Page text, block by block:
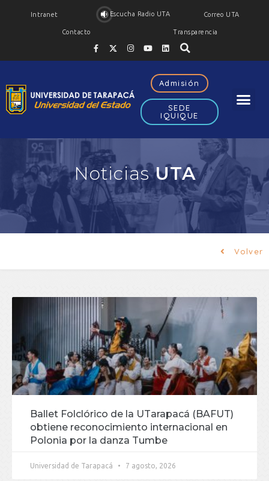
Intranet Escucha Radio UTA Correo UTA
Contacto Transparencia
Admisión
SEDE
IQUIQUE
NoticiasUTA
Volver
Ballet Folclórico de la UTarapacá (BAFUT)
obtiene reconocimiento internacional en
Polonia por la danza Tumbe
Universidad de Tarapacá 7 agosto, 2026